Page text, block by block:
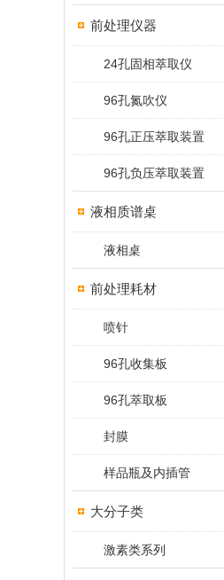
前处理仪器
24孔固相萃取仪
96孔氮吹仪
96孔正压萃取装置
96孔负压萃取装置
液相质谱桌
液相桌
前处理耗材
喷针
96孔收集板
96孔萃取板
封膜
样品瓶及内插管
大分子类
激素类系列